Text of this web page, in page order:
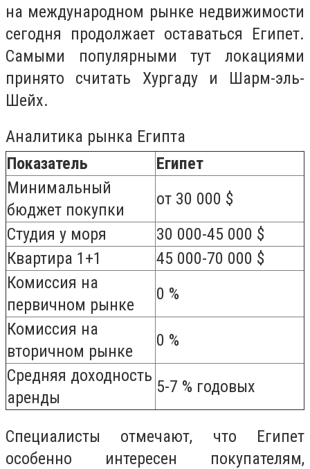
на международном рынке недвижимости
сегодня продолжает оставаться Египет.
Самыми популярными тут локациями
принято считать Хургаду и Шарм-эль-
Шейх.
Аналитика рынка Египта
Показатель
Египет
Минимальный
бюджет покупки
от 30 000 $
Студия у моря
30 000-45 000 $
Квартира 1+1
45 000-70 000 $
Комиссия на
первичном рынке
0 %
Комиссия на
вторичном рынке
0 %
Средняя доходность
аренды
5-7 % годовых
Специалисты отмечают, что Египет
особенно интересен покупателям,